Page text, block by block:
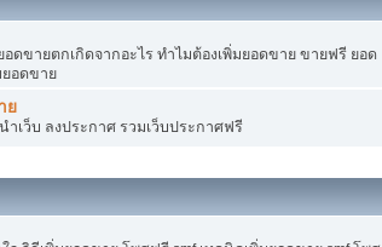
ดขายตกเกิดจากอะไร ทำไมต้องเพิ่มยอดขาย ขายฟรี ยอด
ยอดขาย
ย
เว็บ ลงประกาศ รวมเว็บประกาศฟรี